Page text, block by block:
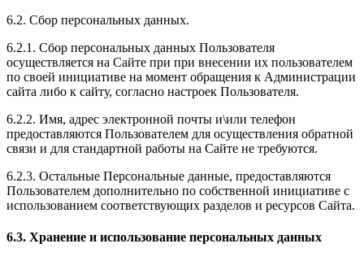
6.2. Сбор персональных данных.
6.2.1. Сбор персональных данных Пользователя
осуществляется на Сайте при при внесении их пользователем
по своей инициативе на момент обращения к Администрации
сайта либо к сайту, согласно настроек Пользователя.
6.2.2. Имя, адрес электронной почты и\или телефон
предоставляются Пользователем для осуществления обратной
связи и для стандартной работы на Сайте не требуются.
6.2.3. Остальные Персональные данные, предоставляются
Пользователем дополнительно по собственной инициативе с
использованием соответствующих разделов и ресурсов Сайта.
6.3. Хранение и использование персональных данных